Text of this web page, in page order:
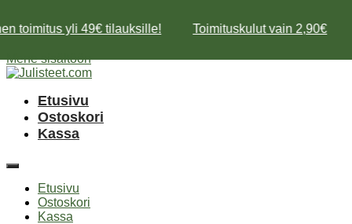
toimitus yli 49€ tilauksille! Toimituskulut vain 2,90€
Mene sisältöön
Etusivu
Ostoskori
Kassa
Etusivu
Ostoskori
Kassa